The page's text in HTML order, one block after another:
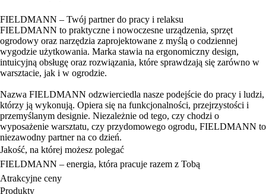
FIELDMANN – Twój partner do pracy i relaksu
FIELDMANN to praktyczne i nowoczesne urządzenia, sprzęt
ogrodowy oraz narzędzia zaprojektowane z myślą o codziennej
wygodzie użytkowania. Marka stawia na ergonomiczny design,
intuicyjną obsługę oraz rozwiązania, które sprawdzają się zarówno w
warsztacie, jak i w ogrodzie.
Nazwa FIELDMANN odzwierciedla nasze podejście do pracy i ludzi,
którzy ją wykonują. Opiera się na funkcjonalności, przejrzystości i
przemyślanym designie. Niezależnie od tego, czy chodzi o
wyposażenie warsztatu, czy przydomowego ogrodu, FIELDMANN to
niezawodny partner na co dzień.
Jakość, na której możesz polegać
FIELDMANN – energia, która pracuje razem z Tobą
Atrakcyjne ceny
Produkty